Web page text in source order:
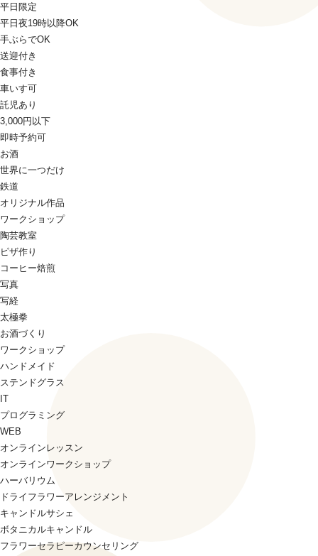
平日限定
平日夜19時以降OK
手ぶらでOK
送迎付き
食事付き
車いす可
託児あり
3,000円以下
即時予約可
お酒
世界に一つだけ
鉄道
オリジナル作品
ワークショップ
陶芸教室
ピザ作り
コーヒー焙煎
写真
写経
太極拳
お酒づくり
ワークショップ
ハンドメイド
ステンドグラス
IT
プログラミング
WEB
オンラインレッスン
オンラインワークショップ
ハーバリウム
ドライフラワーアレンジメント
キャンドルサシェ
ボタニカルキャンドル
フラワーセラピーカウンセリング